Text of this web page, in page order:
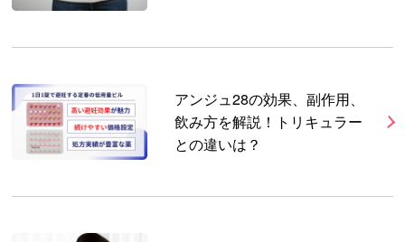
アンジュ28の効果、副作用、
飲み方を解説！トリキュラー
との違いは？